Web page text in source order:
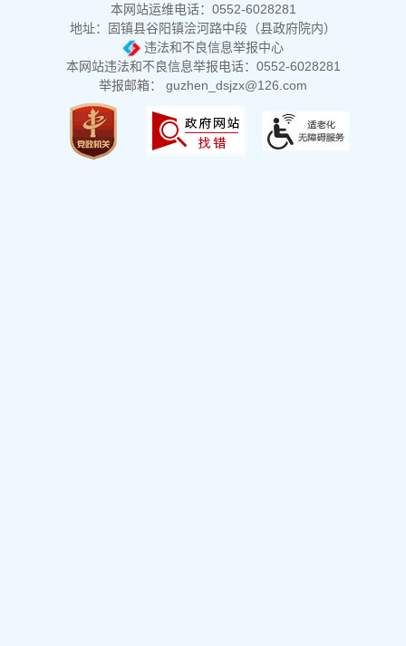
本网站运维电话：0552-6028281
地址：固镇县谷阳镇浍河路中段（县政府院内）
违法和不良信息举报中心
本网站违法和不良信息举报电话：0552-6028281
举报邮箱： guzhen_dsjzx@126.com